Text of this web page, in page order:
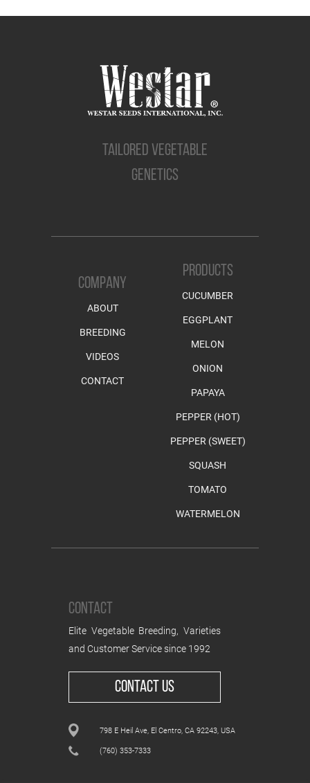
TAILORED VEGETABLE
GENETICS
COMPANY
ABOUT
BREEDING
VIDEOS
CONTACT
PRODUCTS
CUCUMBER
EGGPLANT
MELON
ONION
PAPAYA
PEPPER (HOT)
PEPPER (SWEET)
SQUASH
TOMATO
WATERMELON
CONTACT
Elite Vegetable Breeding, Varieties
and Customer Service since 1992
CONTACT US
798 E Heil Ave, El Centro, CA 92243, USA
(760) 353-7333